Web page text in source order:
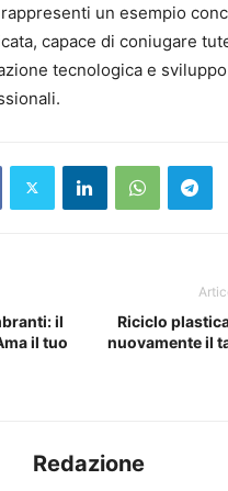
un esempio
capace di coniugare
tecnologica e
il
il tuo
Riciclo
nuovamente il
Redazione